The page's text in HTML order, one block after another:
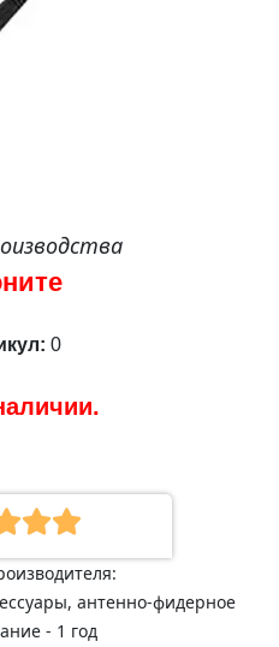
0
антенно-фидерное
- 1 год